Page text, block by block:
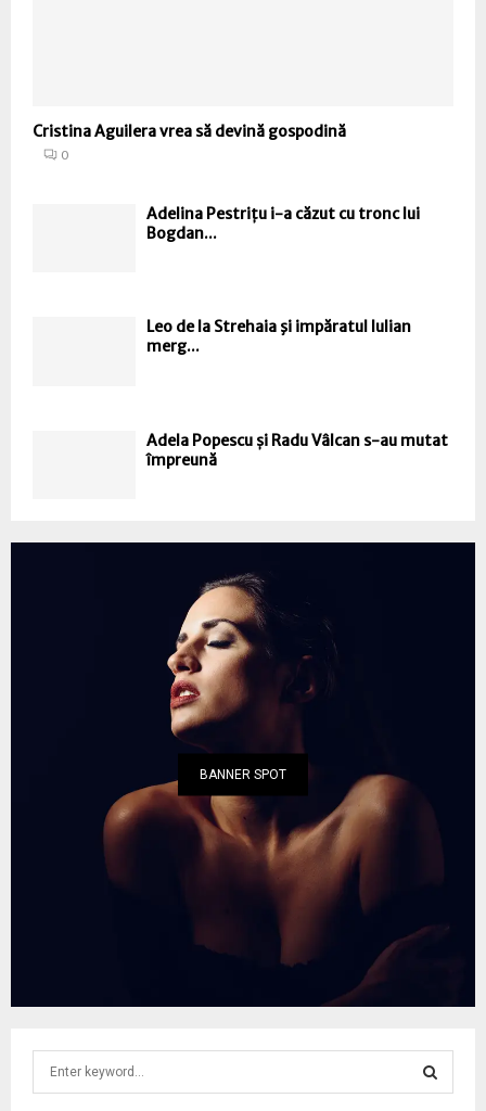
Cristina Aguilera vrea să devină gospodină
0
Adelina Pestrițu i-a căzut cu tronc lui
Bogdan...
Leo de la Strehaia şi impăratul Iulian
merg...
Adela Popescu și Radu Vâlcan s-au mutat
împreună
BANNER SPOT